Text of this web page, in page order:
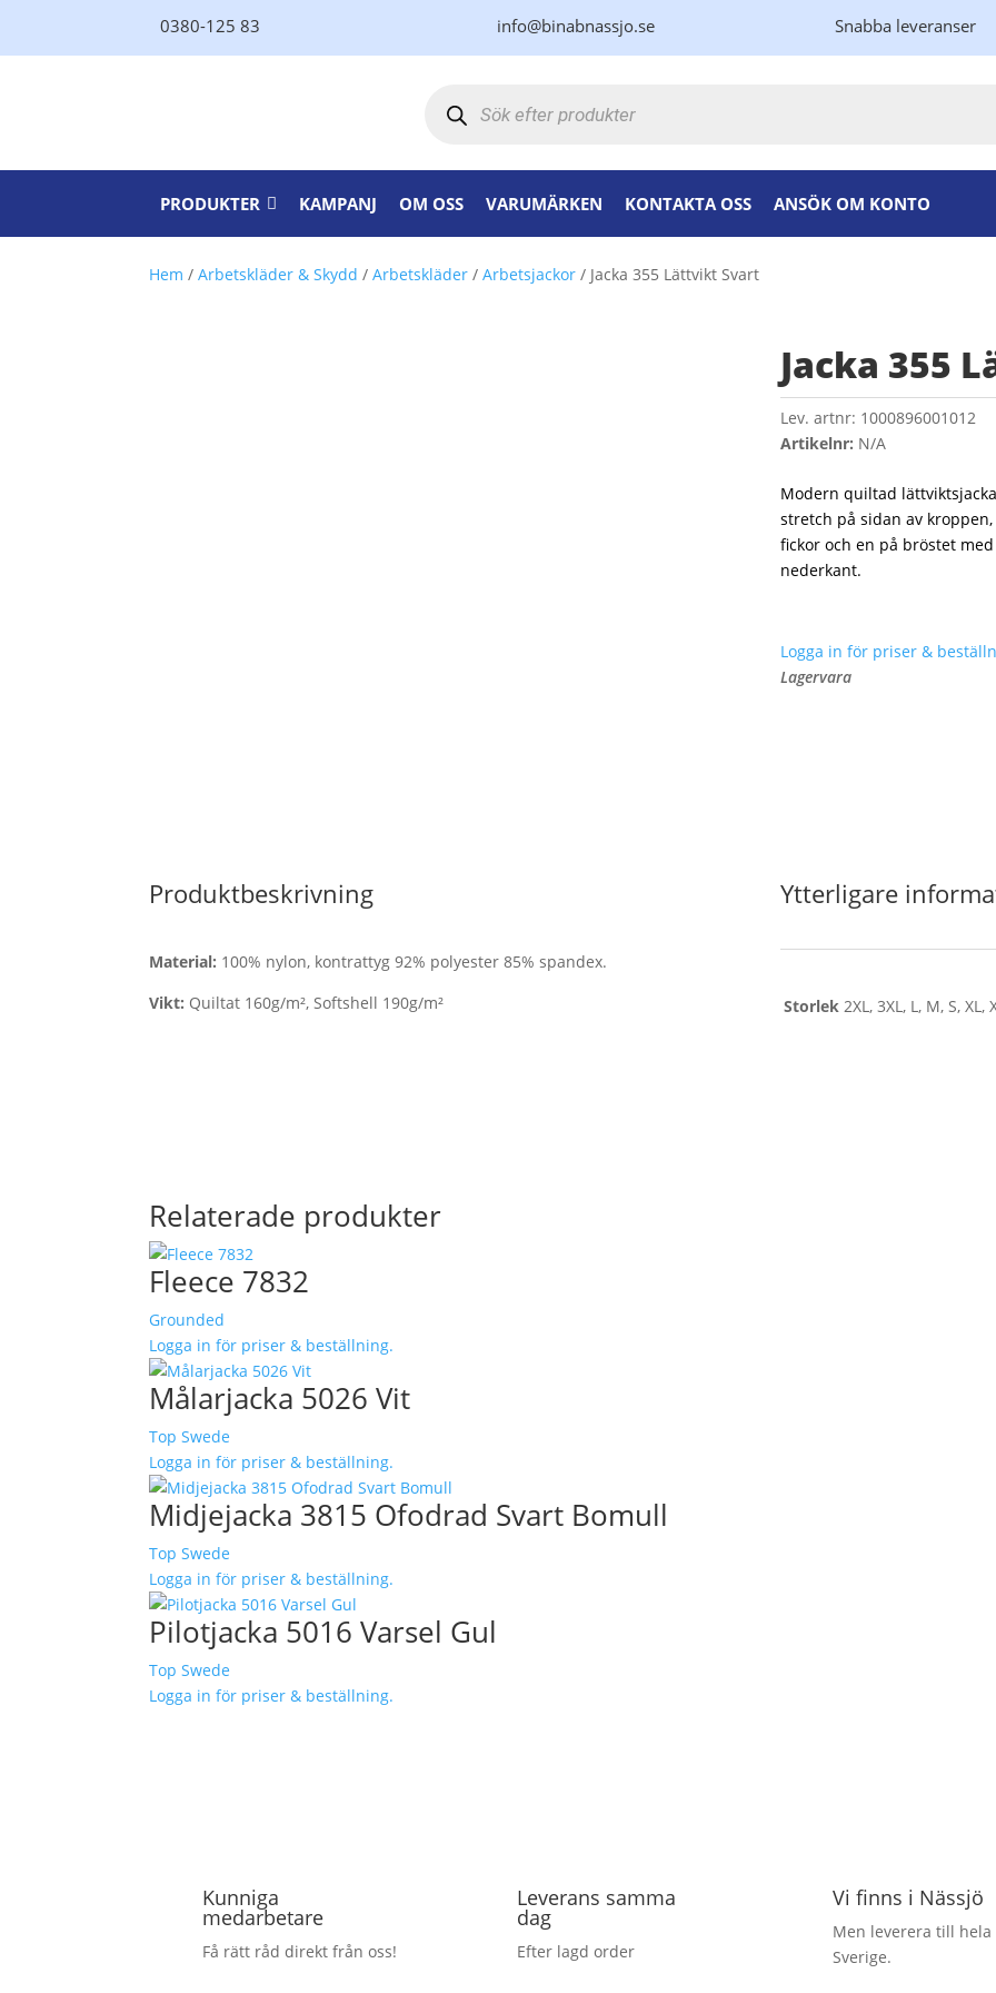
0380-125 83 info@binabnassjo.se Snabba leveranser
PRODUKTER KAMPANJ OM OSS VARUMÄRKEN KONTAKTA OSS ANSÖK OM KONTO
Hem /Arbetskläder & Skydd /Arbetskläder /Arbetsjackor / Jacka 355 Lättvikt Svart
Jacka 355
Lev. artnr: 1000896001012
Artikelnr: N/A
Modern quiltad
stretch på sidan av
fickor och en på bröstet
nederkant.
Logga in för priser &
Lagervara
Produktbeskrivning
Material: 100% nylon, kontrattyg 92% polyester 85% spandex.
Vikt: Quiltat 160g/m², Softshell 190g/m²
Ytterligare
Storlek 2XL, 3XL, L, M, S, XL,
Relaterade produkter
Fleece 7832
Grounded
Logga in för priser & beställning.
Målarjacka 5026 Vit
Top Swede
Logga in för priser & beställning.
Midjejacka 3815 Ofodrad Svart Bomull
Top Swede
Logga in för priser & beställning.
Pilotjacka 5016 Varsel Gul
Top Swede
Logga in för priser & beställning.
Kunniga
medarbetare
Få rätt råd direkt från oss!
Leverans samma
dag
Efter lagd order
Vi finns i Nässjö
Men leverera till hela
Sverige.